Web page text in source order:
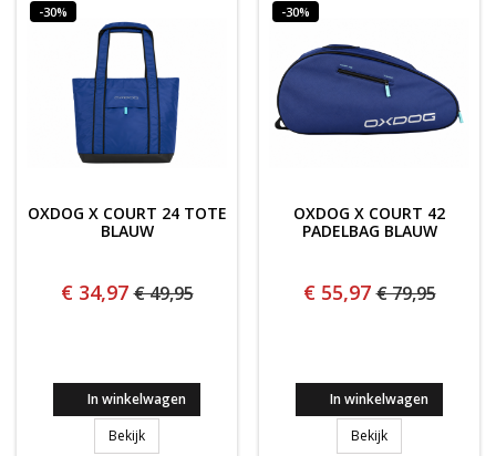
-30%
OXDOG X COURT 24 TOTE
BLAUW
€ 34,97 € 49,95
In winkelwagen
BekijkOxdog X COURT 24 TOTE BLAUW
-30%
OXDOG X COURT 42
PADELBAG BLAUW
€ 55,97 € 79,95
In winkelwagen
BekijkOxdog X COURT